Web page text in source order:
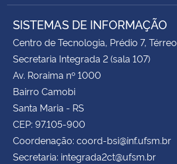
Advocacia-Geral da União
SISTEMAS DE INFORMAÇÃO
Centro de Tecnologia, Prédio 7, Térreo
Secretaria Integrada 2 (sala 107)
Av. Roraima nº 1000
Bairro Camobi
Santa Maria - RS
CEP: 97.105-900
Coordenação: coord-bsi@inf.ufsm.br
Secretaria: integrada2ct@ufsm.br